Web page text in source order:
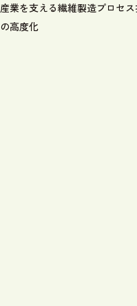
産業を支える繊維製造プロセ
の高度化